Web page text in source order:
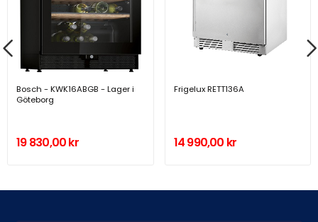
Bosch - KWK16ABGB - Lager i
Göteborg
19 830,00 kr
Frigelux RETT136A
14 990,00 kr